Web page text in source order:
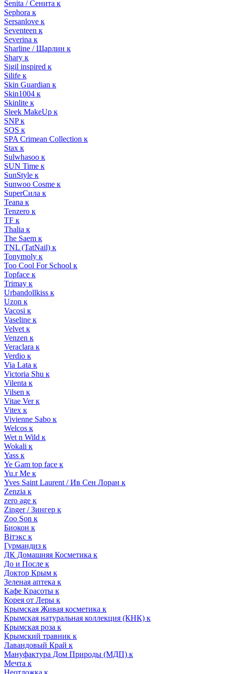
Senita / Сенита к
Sephora к
Sersanlove к
Seventeen к
Severina к
Sharline / Шарлин к
Shary к
Sigil inspired к
Silife к
Skin Guardian к
Skin1004 к
Skinlite к
Sleek MakeUp к
SNP к
SOS к
SPA Crimean Collection к
Stax к
Sulwhasoo к
SUN Time к
SunStyle к
Sunwoo Cosme к
SuperСила к
Teana к
Tenzero к
TF к
Thalia к
The Saem к
TNL (TatNail) к
Tonymoly к
Too Cool For School к
Topface к
Trimay к
Urbandollkiss к
Uzon к
Vacosi к
Vaseline к
Velvet к
Venzen к
Veraclara к
Verdio к
Via Lata к
Victoria Shu к
Vilenta к
Vilsen к
Vitae Ver к
Vitex к
Vivienne Sabo к
Welcos к
Wet n Wild к
Wokali к
Yass к
Ye Gam top face к
Yu.r Me к
Yves Saint Laurent / Ив Сен Лоран к
Zenzia к
zero age к
Zinger / Зингер к
Zoo Son к
Биокон к
Вiтэкс к
Гурмандиз к
ДК Домашняя Косметика к
До и После к
Доктор Крым к
Зеленая аптека к
Кафе Красоты к
Корея от Леры к
Крымская Живая косметика к
Крымская натуральная коллекция (КНК) к
Крымская роза к
Крымский травник к
Лавандовый Край к
Мануфактура Дом Природы (МДП) к
Мечта к